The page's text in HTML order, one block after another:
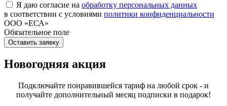
Я даю согласие на обработку персональных данных
в соответствии с условиями политики конфиденциальности
ООО «ЕСА»
Обязательное поле
Оставить заявку
Новогодняя акция
Подключайте понравившейся тариф на любой срок - и
получайте дополнительный месяц подписки в подарок!